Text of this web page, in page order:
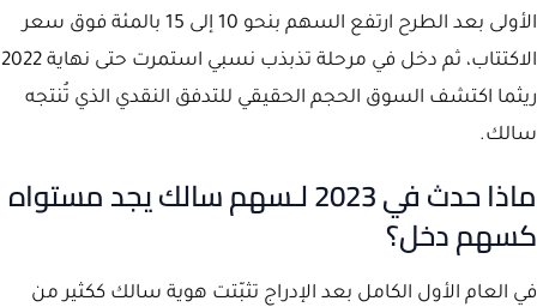
الأولى بعد الطرح ارتفع السهم بنحو 10 إلى 15 بالمئة فوق سعر
الاكتتاب، ثم دخل في مرحلة تذبذب نسبي استمرت حتى نهاية 2022
ريثما اكتشف السوق الحجم الحقيقي للتدفق النقدي الذي تُنتجه
سالك.
ماذا حدث في 2023 لـسهم سالك يجد مستواه
كسهم دخل؟
في العام الأول الكامل بعد الإدراج تثبّتت هوية سالك ككثير من